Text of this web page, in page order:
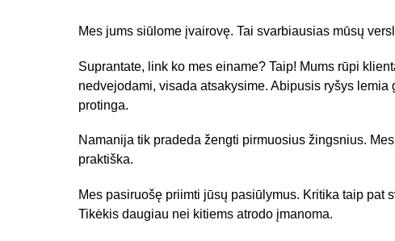
Mes jums siūlome įvairovę. Tai svarbiausias mūsų
Suprantate, link ko mes einame? Taip! Mums rūpi
nedvejodami, visada atsakysime. Abipusis ryšys
protinga.
Namanija tik pradeda žengti pirmuosius žingsnius.
praktiška.
Mes pasiruošę priimti jūsų pasiūlymus. Kritika taip pat
Tikėkis daugiau nei kitiems atrodo įmanoma.